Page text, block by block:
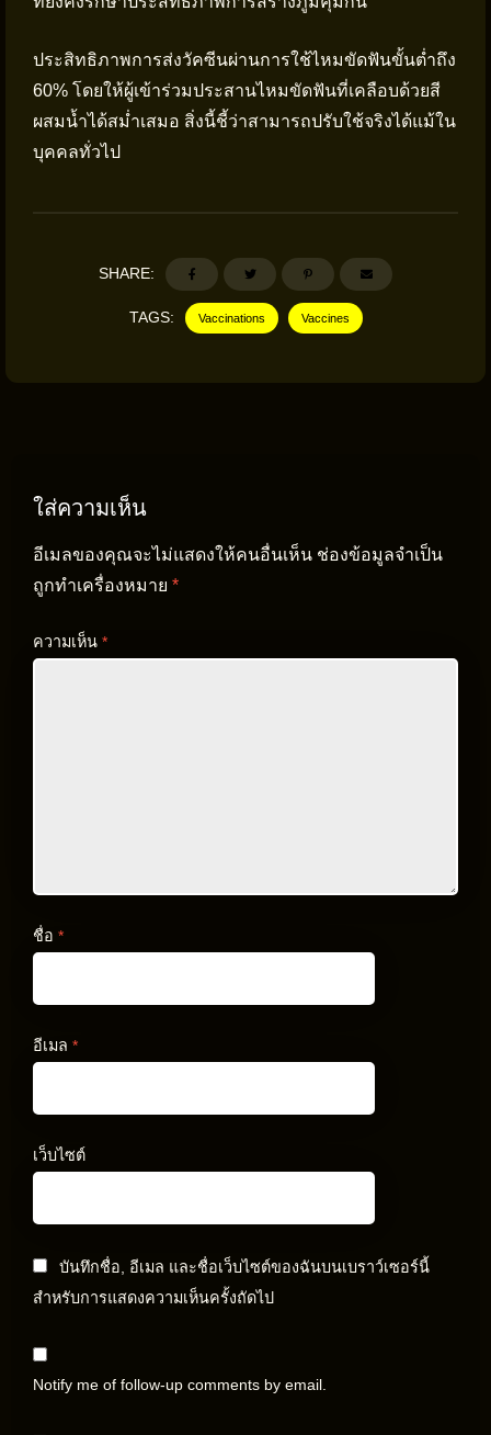
ประสิทธิภาพการส่งวัคซีนผ่านการใช้ไหมขัดฟันขั้นต่ำถึง
60% โดยให้ผู้เข้าร่วมประสานไหมขัดฟันที่เคลือบด้วยสี
ผสมน้ำได้สม่ำเสมอ สิ่งนี้ชี้ว่าสามารถปรับใช้จริงได้แม้ใน
บุคคลทั่วไป
SHARE:
TAGS: Vaccinations Vaccines
ใส่ความเห็น
อีเมลของคุณจะไม่แสดงให้คนอื่นเห็น ช่องข้อมูลจำเป็น
ถูกทำเครื่องหมาย *
ความเห็น *
ชื่อ *
อีเมล *
เว็บไซต์
บันทึกชื่อ, อีเมล และชื่อเว็บไซต์ของฉันบนเบราว์เซอร์นี้
สำหรับการแสดงความเห็นครั้งถัดไป
Notify me of follow-up comments by email.